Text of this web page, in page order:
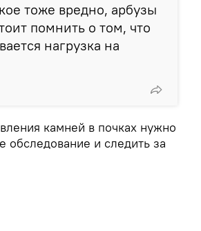
тоже вредно, арбузы
помнить о том, что
нагрузка на
камней в почках нужно
обследование и следить за